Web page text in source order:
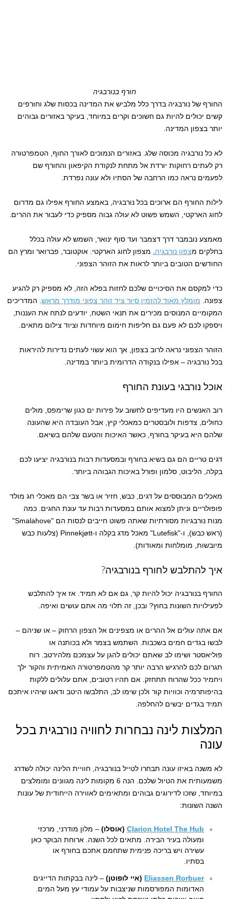
חורף בנורבגיה
החורף של נורבגיה בדרך כלל מלביש את המדינה בכסות שלג וחורפים
קשים יכולים להיות גם חשוכים וקרים במיוחד, בעיקר באזורים גבוהים
יותר בצפון המדינה.
לא כל נורבגיה מכוסה שלג. באזורים הנמוכים לאורך החוף, הטמפרטורה
רק לעתים רחוקות יורדת אל מתחת לנקודת הקיפאון והחורף שם
לפעמים נראה כמו הרחבה של הסתיו ולא עונה נפרדת.
לילות החורף הם ארוכים בכל נורבגיה, באמצע החורף אפילו גם מדרום
לחוג הארקטי, השמש פשוט לא עולה גבוה מספיק כדי לעבור את ההרים.
מאמצע נובמבר דרך דצמבר ועד סוף ינואר, השמש לא עולה בכלל
בחלקים מצפון נורבגיה, מצפון לחוג הארקטי. אוקטובר, פברואר ומרץ הם
החודשים הטובים ביותר לראות את הזוהר הצפוני.
כדי למקסם את הסיכויים שלכם לחזות בפלא הזה, לא מספיק רק להגיע
צפונה. מומלץ מאוד להזמין סיור ציד זוהר צפוני מודרך מראש. המדריכים
המקומיים המנוסים מכירים את תנאי השטח, יודעים לנתח את העננות,
ויספקו לכם לא פעם גם חליפות חימום מיוחדות וציוד צילום מתאים.
הזוהר הצפוני נראה לרוב בצפון, אך הוא עשוי לעתים נדירות להיראות
בכל נורבגיה – אפילו בנקודה הדרומית ביותר במדינה.
אוכל נורבגי בעונת החורף
רוב האנשים היו מעדיפים לחשוב על פירות ים כגון שרימפס, מולים
כחולים, צדפות ולובסטרים כמאכלי קיץ, אבל העובדה היא שהעונה
שלהם היא בעיקר בחורף, כאשר האיכות והטעם שלהם בשיאם.
דגים טריים הם גם בשיא בחורף ובמסעדות רבות בנורבגיה יציעו לכם
בקלה, הליבוט, סלמון ופורל באיכות הגבוהה ביותר.
מאכלים המבוססים על דגים, כבש, חזיר או בשר צבי הם מאכלי חג מולד
פופולריים וניתן למצוא אותם במסעדות רבות עד עונת החגים. כמה
מנות נורבגיות מסורתיות שאתה פשוט חייבים לנסות הם "Smalahove"
(ראש כבש), ו-"Lutefisk" מאכל מדג בקלה ו-Pinnekjøtt (צלעות כבש
מיובשות, מומלחות ומאודות).
איך להתלבש לחורף בנורבגיה?
החורף בנורבגיה יכול להיות קר, גם אם לא תמיד. אז איך להתלבש
לפעילויות השונות בחוץ? ובכן, זה תלוי מה אתם עושים ואיפה.
אם אתה עולים אל ההרים או מצפינים אל הצפון הרחוק – או שניהם –
לבשו בגדים חמים בשכבות. השתמש בצמר ולא בכותנה או
פוליאסטר ושימו לב שאתם יכולים להגן על עצמכם מלהירטב. רוח
תגרום לכם להרגיש הרבה יותר קר מהטמפרטורה האמיתית והקור ילך
ויחמיר ככל שהרוח תתחזק. אם תהיו רטובים, אתם עלולים ללקות
בהיפותרמיה וכוויות קור ולכן שימו לב, התלבשו היטב ודאגו שיהיו איתכם
תמיד בגדים יבשים להחלפה.
המלצות לינה נבחרות לחוויה נורבגית בכל
עונה
לא משנה באיזו עונה תבחרו לטייל בנורבגיה, חוויית הלינה יכולה לשדרג
משמעותית את הטיול שלכם. הנה 6 מקומות לינה מגוונים ומומלצים
במיוחד, שזכו לדירוגים גבוהים ומתאימים לאווירה הייחודית של עונות
השנה השונות:
Clarion Hotel The Hub(אוסלו)– מלון מודרני, מרכזי
ומעולה בעיר הבירה. מתאים לכל השנה. ארוחת הבוקר כאן
עשירה ויש בריכה פנימית שתחמם אתכם בחורף או
בסתיו.
Eliassen Rorbuer (איי לופוטן)– לינה בבקתות הדייגים
האדומות המפורסמות שניצבות על עמודי עץ מעל המים.